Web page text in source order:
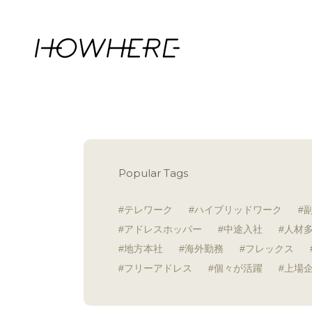
Popular Tags
テレワーク ハイブリッドワーク
アドレスホッパー
中途入社
人材
地方本社
海外勤務
フレックス
フリーアドレス
個々が活躍 上場